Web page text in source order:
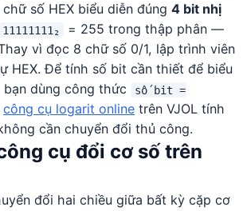
số HEX biểu diễn đúng 4 bit nhị
11111111₂
= 255 trong thập phân —
vì đọc 8 chữ số 0/1, lập trình viên
HEX. Để tính số bit cần thiết để biểu
dùng công thức
số bit =
công cụ logarit online trên VJOL tính
cần chuyển đổi thủ công.
cụ đổi cơ số trên
đổi hai chiều giữa bất kỳ cặp cơ